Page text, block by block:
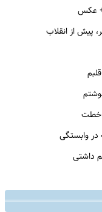
عکس
پیش از انقلاب
خطت
وابستگی
داشتی